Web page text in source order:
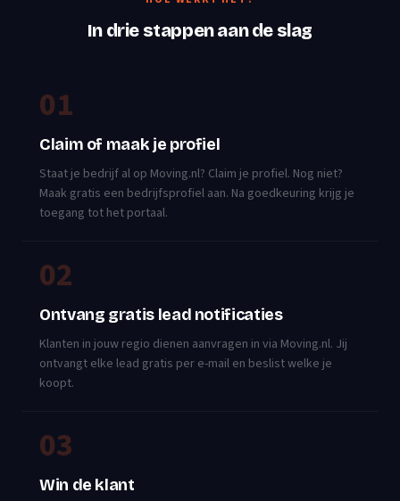
In drie stappen aan de slag
01
Claim of maak je profiel
Staat je bedrijf al op Moving.nl? Claim je profiel. Nog niet?
Maak gratis een bedrijfsprofiel aan. Na goedkeuring krijg je
toegang tot het portaal.
02
Ontvang gratis lead notificaties
Klanten in jouw regio dienen aanvragen in via Moving.nl. Jij
ontvangt elke lead gratis per e-mail en beslist welke je
koopt.
03
Win de klant